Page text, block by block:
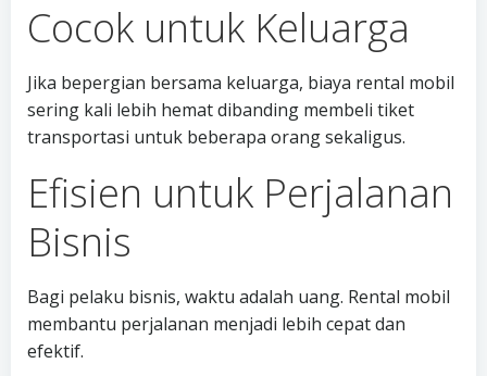
Cocok untuk Keluarga
Jika bepergian bersama keluarga, biaya rental mobil
sering kali lebih hemat dibanding membeli tiket
transportasi untuk beberapa orang sekaligus.
Efisien untuk Perjalanan
Bisnis
Bagi pelaku bisnis, waktu adalah uang. Rental mobil
membantu perjalanan menjadi lebih cepat dan
efektif.